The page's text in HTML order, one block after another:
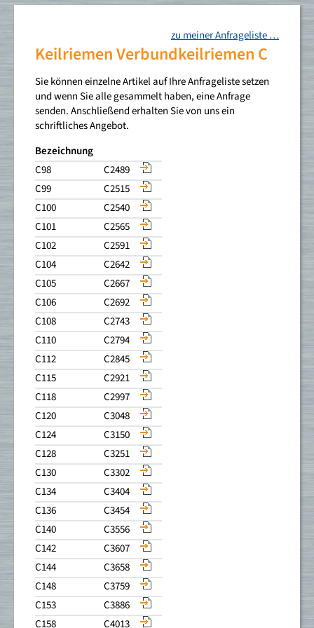
Flachriemenscheiben
Industrie-Luftfilter
Flachriemen Sonderanfertigung
Katalog-Download
Kontakt
Datenschutz
Impressum
zu meiner Anfrageliste …
Keilriemen Verbundkeilriemen C
Sie können einzelne Artikel auf Ihre Anfrageliste setzen
und wenn Sie alle gesammelt haben, eine Anfrage
senden. Anschließend erhalten Sie von uns ein
schriftliches Angebot.
Bezeichnung
C98
C2489
C99
C2515
C100
C2540
C101
C2565
C102
C2591
C104
C2642
C105
C2667
C106
C2692
C108
C2743
C110
C2794
C112
C2845
C115
C2921
C118
C2997
C120
C3048
C124
C3150
C128
C3251
C130
C3302
C134
C3404
C136
C3454
C140
C3556
C142
C3607
C144
C3658
C148
C3759
C153
C3886
C158
C4013